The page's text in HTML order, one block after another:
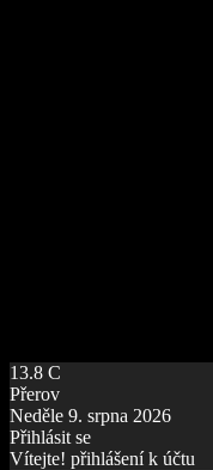
13.8 C
Přerov
Neděle 9. srpna 2026
Přihlásit se
Vítejte! přihlášení k účtu